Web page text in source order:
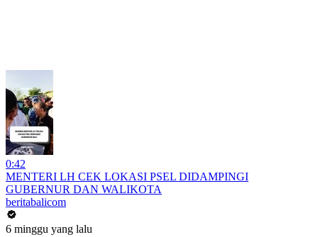
0:42
MENTERI LH CEK LOKASI PSEL DIDAMPINGI
GUBERNUR DAN WALIKOTA
beritabalicom
6 minggu yang lalu